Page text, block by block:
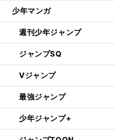
少年マンガ
週刊少年ジャンプ
ジャンプSQ
Vジャンプ
最強ジャンプ
少年ジャンプ+